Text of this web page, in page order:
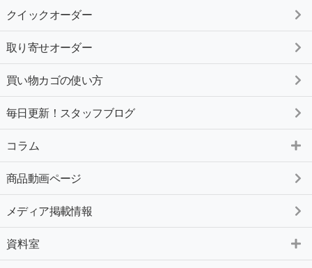
クイックオーダー
取り寄せオーダー
買い物カゴの使い方
毎日更新！スタッフブログ
コラム
商品動画ページ
メディア掲載情報
資料室